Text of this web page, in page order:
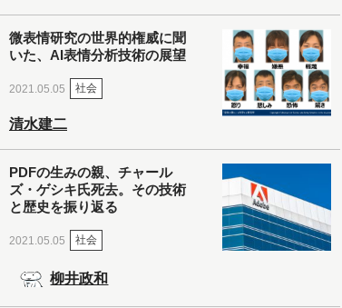
微表情研究の世界的権威に聞
いた、AI表情分析技術の展望
2021.05.05 社会
清水建二
PDFの生みの親、チャール
ズ・ゲシキ氏死去。その技術
と歴史を振り返る
2021.05.05 社会
柳井政和